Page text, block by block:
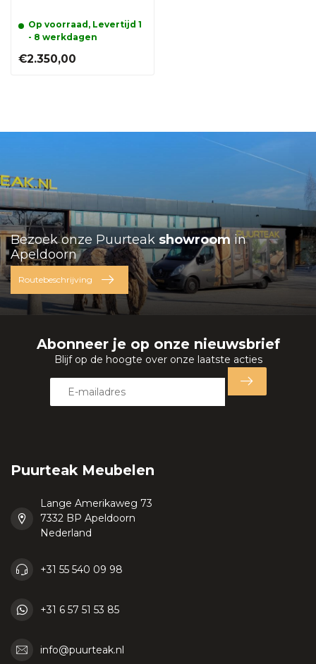
Op voorraad, Levertijd 1
- 8 werkdagen
€2.350,00
Bezoek onze Puurteak showroom in
Apeldoorn
Routebeschrijving
Abonneer je op onze nieuwsbrief
Blijf op de hoogte over onze laatste acties
Puurteak Meubelen
Lange Amerikaweg 73
7332 BP Apeldoorn
Nederland
+31 55 540 09 98
+31 6 57 51 53 85
info@puurteak.nl